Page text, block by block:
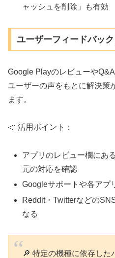
ャッシュを削除」も有効
ユーザーフィードバッ
Google Playのレビューや
ユーザーの声をもとに解決策
ます。
📣 活用ポイント：
アプリのレビュー欄にあ
元の対応を確認
Googleサポートや各アプ
Reddit・Twitterなどの
なる
🔎 特定の機種に依存した